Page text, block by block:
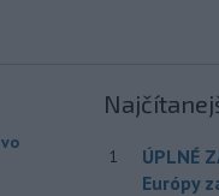
1
ÚPLNÉ
Európy